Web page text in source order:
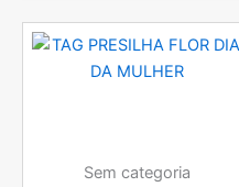
Sem categoria